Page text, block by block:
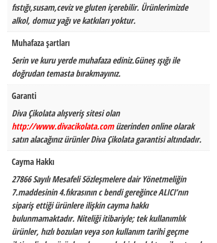
fıstığı,susam,ceviz ve gluten içerebilir. Ürünlerimizde
alkol, domuz yağı ve katkıları yoktur.
Muhafaza şartları
Serin ve kuru yerde muhafaza ediniz.Güneş ışığı ile
doğrudan temasta bırakmayınız.
Garanti
Diva Çikolata alışveriş sitesi olan
http://www.divacikolata.comüzerinden online olarak
satın alacağınız ürünler Diva Çikolata garantisi altındadır.
Cayma Hakkı
27866 Sayılı Mesafeli Sözleşmelere dair Yönetmeliğin
7.maddesinin 4.fıkrasının c bendi gereğince ALICI’nın
sipariş ettiği ürünlere ilişkin cayma hakkı
bulunmamaktadır. Niteliği itibariyle; tek kullanımlık
ürünler, hızlı bozulan veya son kullanım tarihi geçme